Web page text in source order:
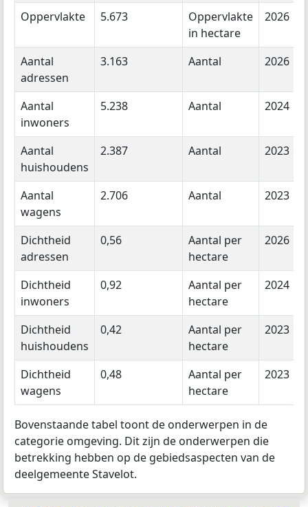
Oppervlakte 5.673
Oppervlakte
in hectare
2026
Aantal
adressen
3.163 Aantal 2026
Aantal
inwoners
5.238 Aantal 2024
Aantal
huishoudens
2.387 Aantal 2023
Aantal
wagens
2.706 Aantal 2023
Dichtheid
adressen
0,56
Aantal per
hectare
2026
Dichtheid
inwoners
0,92
Aantal per
hectare
2024
Dichtheid
huishoudens
0,42
Aantal per
hectare
2023
Dichtheid
wagens
0,48
Aantal per
hectare
2023
Bovenstaande tabel toont de onderwerpen in de
categorie omgeving. Dit zijn de onderwerpen die
betrekking hebben op de gebiedsaspecten van de
deelgemeente Stavelot.